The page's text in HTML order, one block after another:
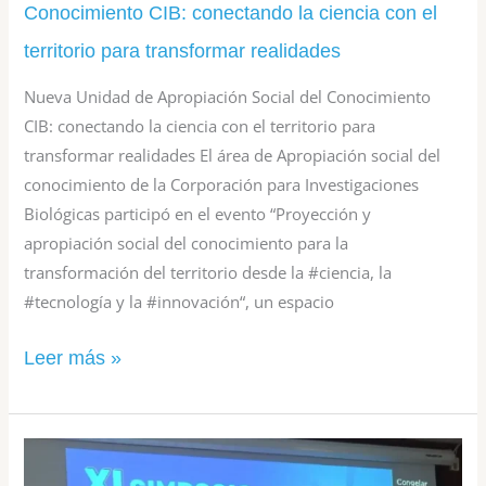
Conocimiento CIB: conectando la ciencia con el
territorio para transformar realidades
Nueva Unidad de Apropiación Social del Conocimiento
CIB: conectando la ciencia con el territorio para
transformar realidades El área de Apropiación social del
conocimiento de la Corporación para Investigaciones
Biológicas participó en el evento “Proyección y
apropiación social del conocimiento para la
transformación del territorio desde la #ciencia, la
#tecnología y la #innovación“, un espacio
para
transformar
Leer más »